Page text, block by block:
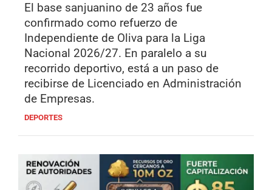
El base sanjuanino de 23 años fue
confirmado como refuerzo de
Independiente de Oliva para la Liga
Nacional 2026/27. En paralelo a su
recorrido deportivo, está a un paso de
recibirse de Licenciado en Administración
de Empresas.
DEPORTES